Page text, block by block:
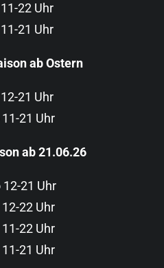
22 Uhr
21 Uhr
ab Ostern
21 Uhr
21 Uhr
ab 21.06.26
21 Uhr
22 Uhr
22 Uhr
21 Uhr